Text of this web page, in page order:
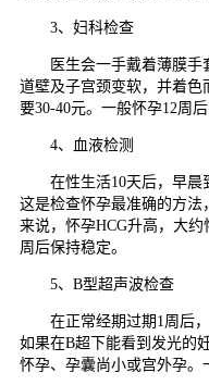
3、妇科检查
医生会一手戴着薄膜手
道壁及子宫颈变软，并着
要30-40元。一般怀孕12周
4、血液检测
在性生活10天后，早晨到
这是检查怀孕最准确的方法
来说，怀孕HCG升高，大
周后保持稳定。
5、B型超声波检查
在正常经期过期1周后，
如果在B超下能看到发光的
怀孕、孕囊尚小或宫外孕。